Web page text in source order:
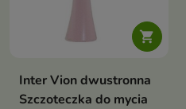

Inter Vion dwustronna
Szczoteczka do mycia